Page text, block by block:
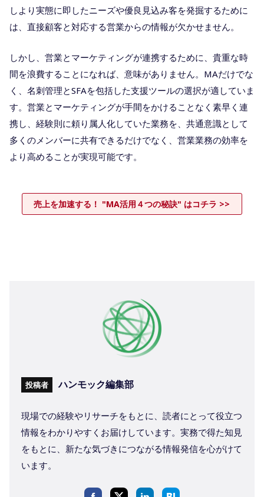
しより実態に即したニーズや優良見込み客を発掘するために
は、直接顧客と対応する営業からの情報が欠かせません。
しかし、営業とマーケティングが連携するために、貴重な時
間を浪費することになれば、意味がありません。MAだけでな
く、名刺管理とSFAを包括した支援ツールの選択が適していま
す。営業とマーケティングが手間をかけることなく素早く連
携し、経験則に頼り属人化していた業務を、共通意識として
多くのメンバーに共有できるだけでなく、営業業務の効率を
より高めることが実現可能です。
売上を加速する！ "MA活用４つの秘訣" はコチラ >>
投稿者 ハンモック編集部
現場での経験やリサーチをもとに、読者にとって役立つ
情報をわかりやすくお届けしています。実務で得た知見
をもとに、新たな気づきにつながる情報発信を心がけて
います。